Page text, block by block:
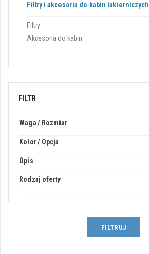
Filtry i akcesoria do kabin lakierniczych
Filtry
Akcesoria do kabin
FILTR
Waga / Rozmiar
Kolor / Opcja
Opis
Rodzaj oferty
FILTRUJ